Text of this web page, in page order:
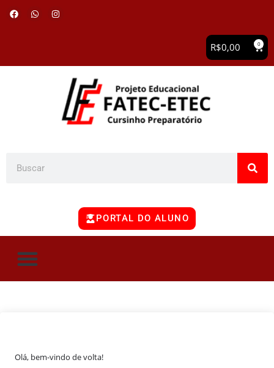
R$0,00 0
PORTAL DO ALUNO
Olá, bem-vindo de volta!